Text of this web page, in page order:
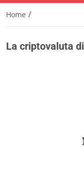
Home /
La criptovaluta